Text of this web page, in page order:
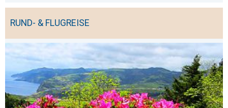
RUND- & FLUGREISE